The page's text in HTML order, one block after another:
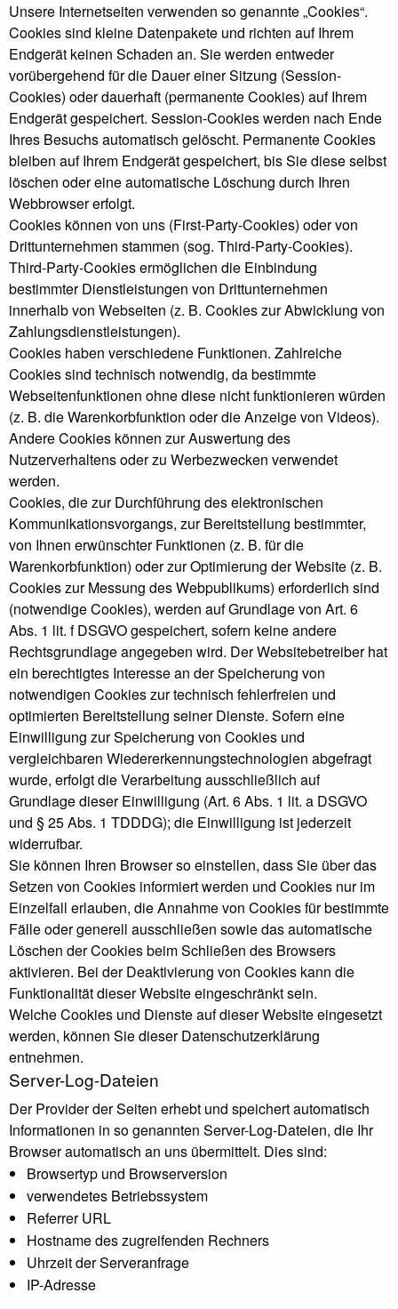
Unsere Internetseiten verwenden so genannte „Cookies“.
Cookies sind kleine Datenpakete und richten auf Ihrem
Endgerät keinen Schaden an. Sie werden entweder
vorübergehend für die Dauer einer Sitzung (Session-
Cookies) oder dauerhaft (permanente Cookies) auf Ihrem
Endgerät gespeichert. Session-Cookies werden nach Ende
Ihres Besuchs automatisch gelöscht. Permanente Cookies
bleiben auf Ihrem Endgerät gespeichert, bis Sie diese selbst
löschen oder eine automatische Löschung durch Ihren
Webbrowser erfolgt.
Cookies können von uns (First-Party-Cookies) oder von
Drittunternehmen stammen (sog. Third-Party-Cookies).
Third-Party-Cookies ermöglichen die Einbindung
bestimmter Dienstleistungen von Drittunternehmen
innerhalb von Webseiten (z. B. Cookies zur Abwicklung von
Zahlungsdienstleistungen).
Cookies haben verschiedene Funktionen. Zahlreiche
Cookies sind technisch notwendig, da bestimmte
Webseitenfunktionen ohne diese nicht funktionieren würden
(z. B. die Warenkorbfunktion oder die Anzeige von Videos).
Andere Cookies können zur Auswertung des
Nutzerverhaltens oder zu Werbezwecken verwendet
werden.
Cookies, die zur Durchführung des elektronischen
Kommunikationsvorgangs, zur Bereitstellung bestimmter,
von Ihnen erwünschter Funktionen (z. B. für die
Warenkorbfunktion) oder zur Optimierung der Website (z. B.
Cookies zur Messung des Webpublikums) erforderlich sind
(notwendige Cookies), werden auf Grundlage von Art. 6
Abs. 1 lit. f DSGVO gespeichert, sofern keine andere
Rechtsgrundlage angegeben wird. Der Websitebetreiber hat
ein berechtigtes Interesse an der Speicherung von
notwendigen Cookies zur technisch fehlerfreien und
optimierten Bereitstellung seiner Dienste. Sofern eine
Einwilligung zur Speicherung von Cookies und
vergleichbaren Wiedererkennungstechnologien abgefragt
wurde, erfolgt die Verarbeitung ausschließlich auf
Grundlage dieser Einwilligung (Art. 6 Abs. 1 lit. a DSGVO
und § 25 Abs. 1 TDDDG); die Einwilligung ist jederzeit
widerrufbar.
Sie können Ihren Browser so einstellen, dass Sie über das
Setzen von Cookies informiert werden und Cookies nur im
Einzelfall erlauben, die Annahme von Cookies für bestimmte
Fälle oder generell ausschließen sowie das automatische
Löschen der Cookies beim Schließen des Browsers
aktivieren. Bei der Deaktivierung von Cookies kann die
Funktionalität dieser Website eingeschränkt sein.
Welche Cookies und Dienste auf dieser Website eingesetzt
werden, können Sie dieser Datenschutzerklärung
entnehmen.
Server-Log-Dateien
Der Provider der Seiten erhebt und speichert automatisch
Informationen in so genannten Server-Log-Dateien, die Ihr
Browser automatisch an uns übermittelt. Dies sind:
Browsertyp und Browserversion
verwendetes Betriebssystem
Referrer URL
Hostname des zugreifenden Rechners
Uhrzeit der Serveranfrage
IP-Adresse